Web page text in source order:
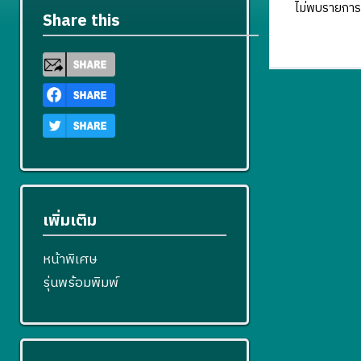
ไม่พบรายกา
Share this
เพิ่มเติม
หน้าพิเศษ
รุ่นพร้อมพิมพ์